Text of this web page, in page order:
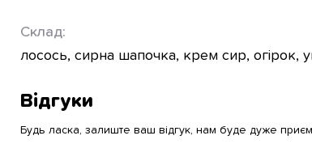
Склад:
лосось, сирна шапочка, крем сир, огірок,
Відгуки
Будь ласка, залиште ваш відгук, нам буде дуже